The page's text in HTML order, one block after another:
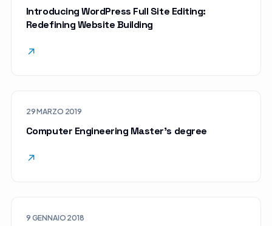
Introducing WordPress Full Site Editing:
Redefining Website Building
↗
29 MARZO 2019
Computer Engineering Master’s degree
↗
9 GENNAIO 2018